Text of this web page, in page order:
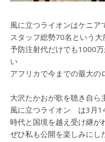
風に立つライオンはケニア
スタッフ総勢70名という大
予防注射代だけでも1000
い
アフリカで今までの最大の
大沢たかおが歌を聴き自ら
風に立つライオン は3月
時代と国境を越え受け継が
ぜひ私も公開を楽しみにし